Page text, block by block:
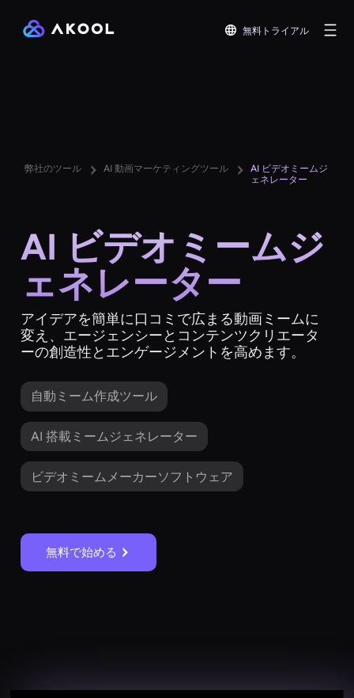
無料トライアル
弊社のツール AI 動画マーケティングツール
AI ビデオミームジ
ェネレーター
AI ビデオミームジ
ェネレーター
アイデアを簡単に口コミで広まる動画ミームに
変え、エージェンシーとコンテンツクリエータ
ーの創造性とエンゲージメントを高めます。
自動ミーム作成ツール
AI 搭載ミームジェネレーター
ビデオミームメーカーソフトウェア
無料で始める